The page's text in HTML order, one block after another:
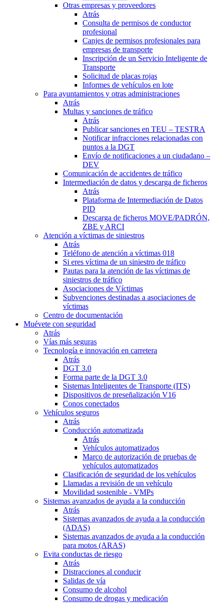
Otras empresas y proveedores
Atrás
Consulta de permisos de conductor
profesional
Canjes de permisos profesionales para
empresas de transporte
Inscripción de un Servicio Inteligente de
Transporte
Solicitud de placas rojas
Informes de vehículos en lote
Para ayuntamientos y otras administraciones
Atrás
Multas y sanciones de tráfico
Atrás
Publicar sanciones en TEU – TESTRA
Notificar infracciones relacionadas con
puntos a la DGT
Envío de notificaciones a un ciudadano –
DEV
Comunicación de accidentes de tráfico
Intermediación de datos y descarga de ficheros
Atrás
Plataforma de Intermediación de Datos
PID
Descarga de ficheros MOVE/PADRÓN,
ZBE y ARCI
Atención a víctimas de siniestros
Atrás
Teléfono de atención a víctimas 018
Si eres víctima de un siniestro de tráfico
Pautas para la atención de las víctimas de
siniestros de tráfico
Asociaciones de Víctimas
Subvenciones destinadas a asociaciones de
víctimas
Centro de documentación
Muévete con seguridad
Atrás
Vías más seguras
Tecnología e innovación en carretera
Atrás
DGT 3.0
Forma parte de la DGT 3.0
Sistemas Inteligentes de Transporte (ITS)
Dispositivos de preseñalización V16
Conos conectados
Vehículos seguros
Atrás
Conducción automatizada
Atrás
Vehículos automatizados
Marco de autorización de pruebas de
vehículos automatizados
Clasificación de seguridad de los vehículos
Llamadas a revisión de un vehículo
Movilidad sostenible - VMPs
Sistemas avanzados de ayuda a la conducción
Atrás
Sistemas avanzados de ayuda a la conducción
(ADAS)
Sistemas avanzados de ayuda a la conducción
para motos (ARAS)
Evita conductas de riesgo
Atrás
Distracciones al conducir
Salidas de vía
Consumo de alcohol
Consumo de drogas y medicación